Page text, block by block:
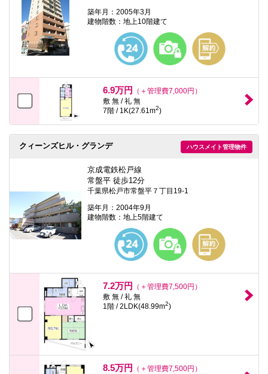
築年月：2005年3月
建物階数：地上10階建て
6.9万円
（＋管理費7,000円）
敷 無 / 礼 無
7階 / 1K(27.61m2)
ハウスメイト管理物件
クィーンズヒル・グランデ
京成電鉄松戸線
常盤平 徒歩12分
千葉県松戸市常盤平７丁目19-1
築年月：2004年9月
建物階数：地上5階建て
7.2万円
（＋管理費7,500円）
敷 無 / 礼 無
1階 / 2LDK(48.99m2)
8.5万円
（＋管理費7,500円）